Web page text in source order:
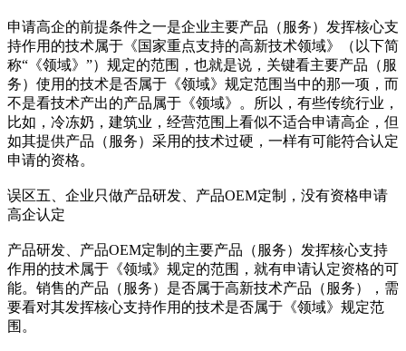
申请高企的前提条件之一是企业主要产品（服务）发挥核心支
持作用的技术属于《国家重点支持的高新技术领域》（以下简
称“《领域》”）规定的范围，也就是说，关键看主要产品（服
务）使用的技术是否属于《领域》规定范围当中的那一项，而
不是看技术产出的产品属于《领域》。所以，有些传统行业，
比如，冷冻奶，建筑业，经营范围上看似不适合申请高企，但
如其提供产品（服务）采用的技术过硬，一样有可能符合认定
申请的资格。
误区五、企业只做产品研发、产品OEM定制，没有资格申请
高企认定
产品研发、产品OEM定制的主要产品（服务）发挥核心支持
作用的技术属于《领域》规定的范围，就有申请认定资格的可
能。销售的产品（服务）是否属于高新技术产品（服务），需
要看对其发挥核心支持作用的技术是否属于《领域》规定范
围。